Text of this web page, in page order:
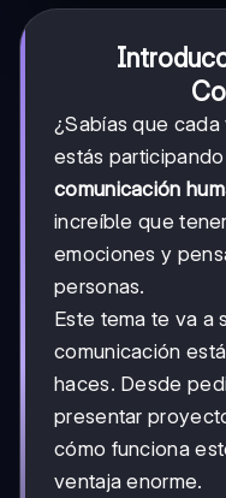
¿Sabías que
estás
comunicación
increíble que
emociones y
personas.
Este tema te va a
comunicación
haces. Desde
presentar
cómo funciona
ventaja enorme.